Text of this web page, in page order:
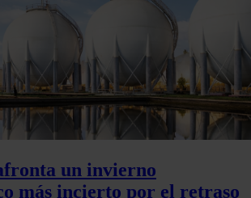
un invierno
más incierto por el retraso